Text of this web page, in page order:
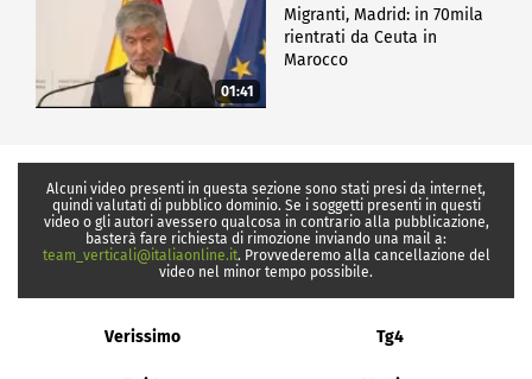
01:41
Migranti, Madrid: in 70mila
rientrati da Ceuta in
Marocco
Alcuni video presenti in questa sezione sono stati presi da internet,
quindi valutati di pubblico dominio. Se i soggetti presenti in questi
video o gli autori avessero qualcosa in contrario alla pubblicazione,
basterà fare richiesta di rimozione inviando una mail a:
team_verticali@italiaonline.it. Provvederemo alla cancellazione del
video nel minor tempo possibile.
Verissimo Tg4